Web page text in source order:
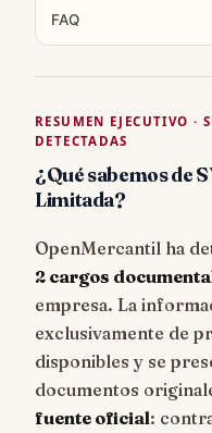
FAQ
RESUMEN EJECUTIVO ·
DETECTADAS
¿Qué sabemos de
Limitada?
OpenMercantil ha
2 cargos
empresa. La
exclusivamente de
disponibles y se
documentos
fuente oficial: